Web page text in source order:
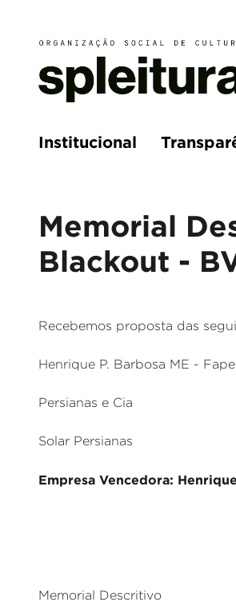
Institucional
Memorial
Blackout -
Recebemos proposta das
Henrique P. Barbosa ME -
Persianas e Cia
Solar Persianas
Empresa Vencedora:
Memorial Descritivo